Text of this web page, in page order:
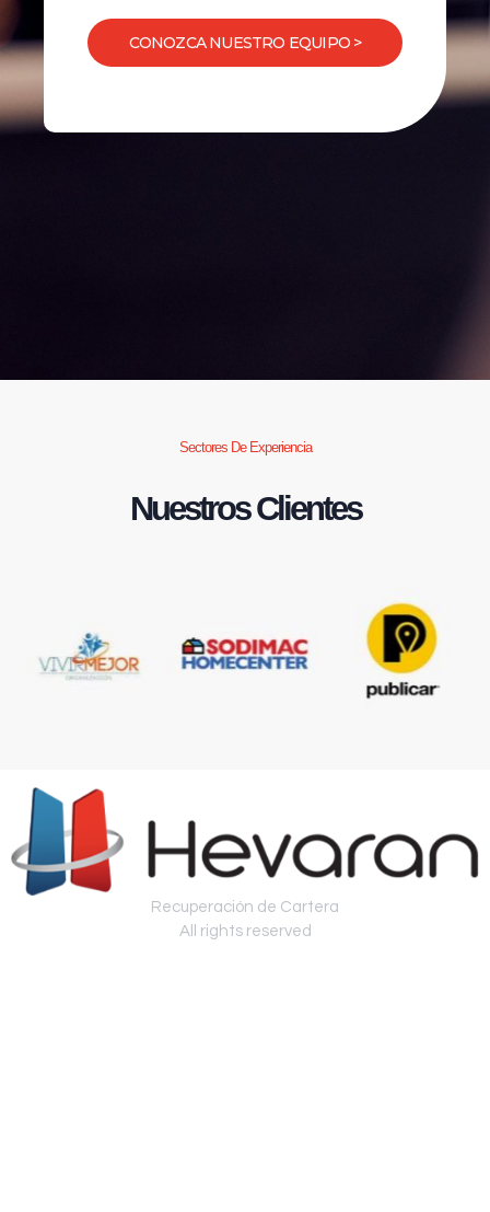
CONOZCA NUESTRO EQUIPO >
Sectores De Experiencia
Nuestros Clientes
Recuperación de Cartera
All rights reserved